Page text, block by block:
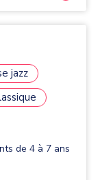
jazz
de 4 à 7 ans